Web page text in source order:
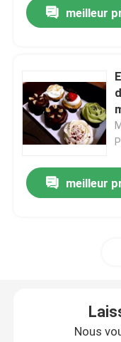
GEL DE GÂTEAU
Lubrifiants de
Additif à base de
meilleur
meilleur
Nous